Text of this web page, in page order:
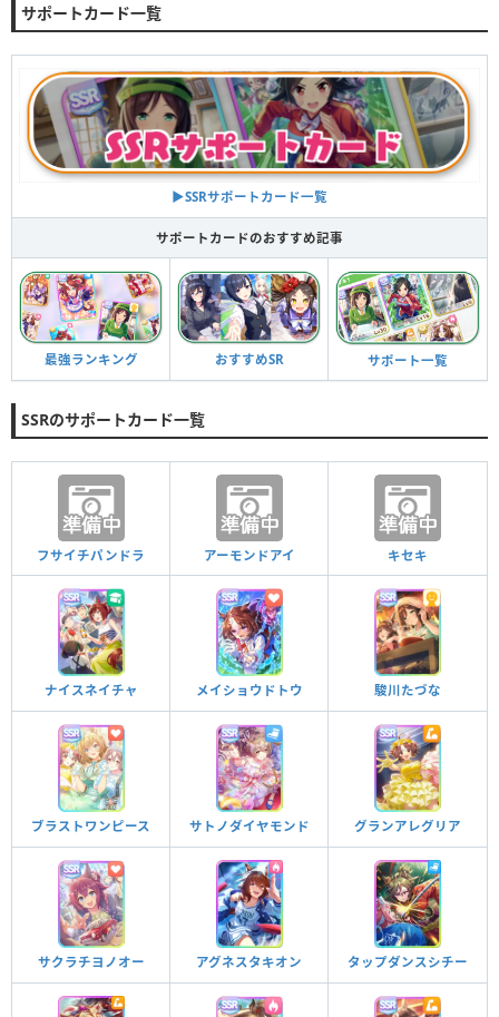
サポートカード一覧
▶︎SSRサポートカード一覧
サポートカードのおすすめ記事
最強ランキング おすすめSR サポート一覧
SSRのサポートカード一覧
フサイチパンドラ アーモンドアイ キセキ
ナイスネイチャ メイショウドトウ 駿川たづな
ブラストワンピース サトノダイヤモンド グランアレグリア
サクラチヨノオー アグネスタキオン タップダンスシチー